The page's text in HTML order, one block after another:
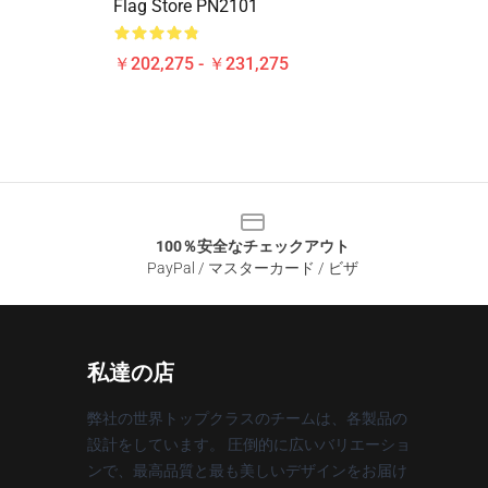
Flag Store PN2101
￥202,275 - ￥231,275
100％安全なチェックアウト
PayPal / マスターカード / ビザ
私達の店
弊社の世界トップクラスのチームは、各製品の
設計をしています。 圧倒的に広いバリエーショ
ンで、最高品質と最も美しいデザインをお届け